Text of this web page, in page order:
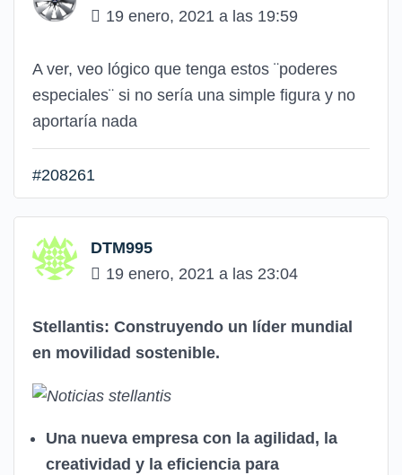
19 enero, 2021 a las 19:59
A ver, veo lógico que tenga estos ¨poderes
especiales¨ si no sería una simple figura y no
aportaría nada
#208261
DTM995
19 enero, 2021 a las 23:04
Stellantis: Construyendo un líder mundial
en movilidad sostenible.
Una nueva empresa con la agilidad, la
creatividad y la eficiencia para